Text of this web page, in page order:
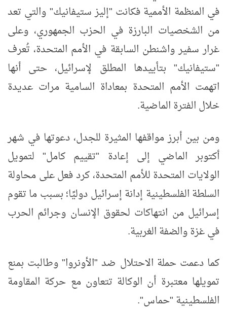
في المنظمة الأممية فكانت "إليز ستيفانيك" والتي تعد
من الشخصيات البارزة في الحزب الجمهوري، وعلى
غرار سفير واشنطن السابقة في الأمم المتحدة، تُعرف
"ستيفانيك" بتأييدها المطلق لإسرائيل، حتى أنها
اتهمت الأمم المتحدة بمعاداة السامية مرات عديدة
خلال الفترة الماضية.
ومن بين أبرز مواقفها المثيرة للجدل، دعوتها في شهر
أكتوبر الماضي إلى إعادة "تقييم كامل" لتمويل
الولايات المتحدة للأمم المتحدة، كرد فعل على محاولة
السلطة الفلسطينية إدانة إسرائيل دوليًا؛ بسبب ما تقوم
إسرائيل من انتهاكات لحقوق الإنسان وجرائم الحرب
في غزة والضفة الغربية.
كما دعمت حملة الاحتلال ضد "الأونروا" وطالبت بمنع
تمويلها معتبرة أن الوكالة تتعاون مع حركة المقاومة
الفلسطينية "حماس".